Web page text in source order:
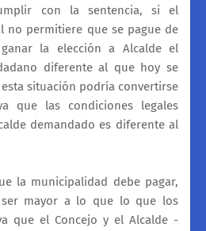
con la sentencia, si el
no permitiere que se pague de
la elección a Alcalde el
diferente al que hoy se
situación podría convertirse
que las condiciones legales
demandado es diferente al
la municipalidad debe pagar,
mayor a lo que lo que los
que el Concejo y el Alcalde -